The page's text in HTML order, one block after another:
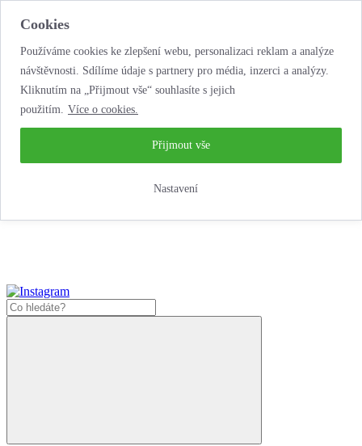
Cookies
Používáme cookies ke zlepšení webu, personalizaci reklam a analýze
návštěvnosti. Sdílíme údaje s partnery pro média, inzerci a analýzy.
Kliknutím na „Přijmout vše“ souhlasíte s jejich
použitím. Více o cookies.
Nastavení
Přijmout vše
...neobyčejná jízda životem!